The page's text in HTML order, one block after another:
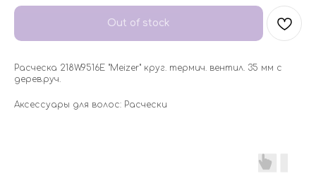
Out of stock
Расческа 218W.9516E "Meizer" круг. термич. вентил. 35 мм c
дерев.руч.
Аксессуары для волос: Расчески